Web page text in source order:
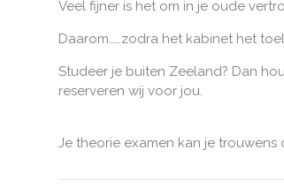
Veel fijner is het om in je oude
Daarom……zodra het kabinet het
Studeer je buiten Zeeland? Dan
reserveren wij voor jou.
Je theorie examen kan je